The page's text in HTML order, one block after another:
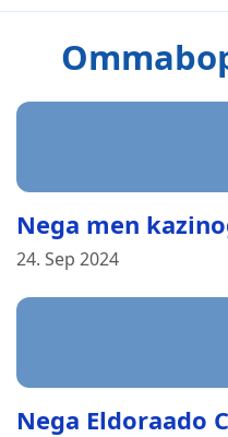
Nega men
24. Sep 2024
Nega Eldoraado